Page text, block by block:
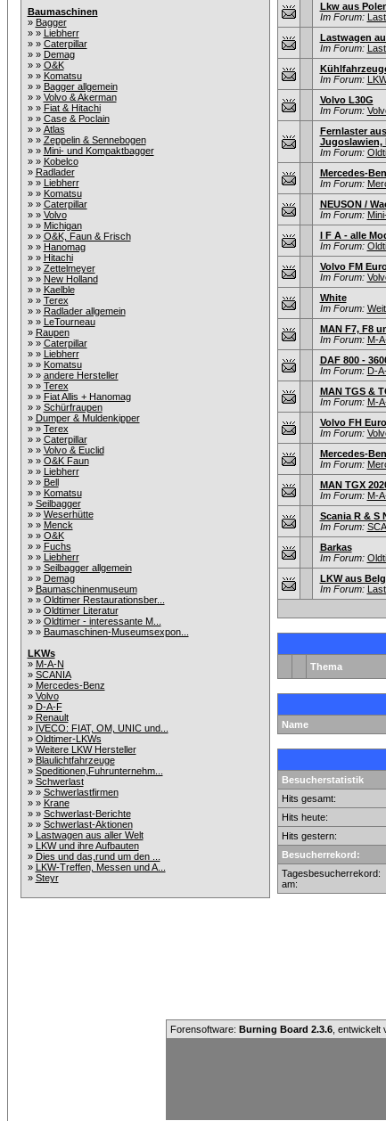
Baumaschinen
» Bagger
» » Liebherr
» » Caterpillar
» » Demag
» » O&K
» » Komatsu
» » Bagger allgemein
» » Volvo & Akerman
» » Fiat & Hitachi
» » Case & Poclain
» » Atlas
» » Zeppelin & Sennebogen
» » Mini- und Kompaktbagger
» » Kobelco
» Radlader
» » Liebherr
» » Komatsu
» » Caterpillar
» » Volvo
» » Michigan
» » O&K, Faun & Frisch
» » Hanomag
» » Hitachi
» » Zettelmeyer
» » New Holland
» » Kaelble
» » Terex
» » Radlader allgemein
» » LeTourneau
» Raupen
» » Caterpillar
» » Liebherr
» » Komatsu
» » andere Hersteller
» » Terex
» » Fiat Allis + Hanomag
» » Schürfraupen
» Dumper & Muldenkipper
» » Terex
» » Caterpillar
» » Volvo & Euclid
» » O&K Faun
» » Liebherr
» » Bell
» » Komatsu
» Seilbagger
» » Weserhütte
» » Menck
» » O&K
» » Fuchs
» » Liebherr
» » Seilbagger allgemein
» » Demag
» Baumaschinenmuseum
» » Oldtimer Restaurationsber...
» » Oldtimer Literatur
» » Oldtimer - interessante M...
» » Baumaschinen-Museumsexpon...
LKWs
» M-A-N
» SCANIA
» Mercedes-Benz
» Volvo
» D-A-F
» Renault
» IVECO: FIAT, OM, UNIC und...
» Oldtimer-LKWs
» Weitere LKW Hersteller
» Blaulichtfahrzeuge
» Speditionen,Fuhrunternehm...
» Schwerlast
» » Schwerlastfirmen
» » Krane
» » Schwerlast-Berichte
» » Schwerlast-Aktionen
» Lastwagen aus aller Welt
» LKW und ihre Aufbauten
» Dies und das,rund um den ...
» LKW-Treffen, Messen und A...
» Steyr
Lkw aus
Im Forum:
Lastwagen
Im Forum:
Im Forum:
Volvo L30G
Im Forum:
Fernlaster
Jugoslawien,
Im Forum:
Mercedes-
Im Forum:
NEUSON /
Im Forum:
I F A - alle
Im Forum:
Volvo FM
Im Forum:
White
Im Forum:
MAN F7, F8
Im Forum: M-
DAF 800 -
Im Forum: D-
MAN TGS &
Im Forum: M-
Volvo FH
Im Forum:
Mercedes-
Im Forum:
MAN TGX
Im Forum: M-
Scania R & S
Im Forum:
Barkas
Im Forum:
LKW aus
Im Forum:
Thema
Name
Besucherstatistik
Hits gesamt:
Hits heute:
Hits gestern:
Besucherrekord:
Tagesbesucherrekord:
am:
Forensoftware: Burning Board 2.3.6 , entwickelt